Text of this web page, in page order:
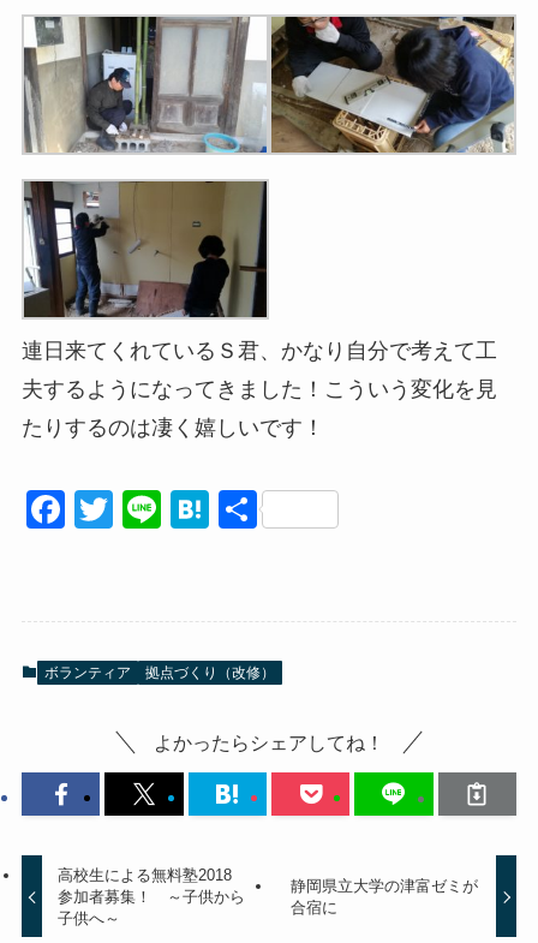
連日来てくれているＳ君、かなり自分で考えて工
夫するようになってきました！こういう変化を見
たりするのは凄く嬉しいです！
F
e
b
k
T
er
Li
H
n
a
共
ボランティア 拠点づくり（改修）
よかったらシェアしてね！
高校生による無料塾2018
参加者募集！ ～子供から
子供へ～
静岡県立大学の津富ゼミが
合宿に